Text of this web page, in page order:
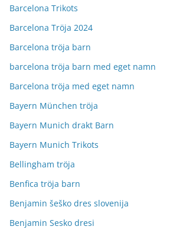
Barcelona Trikots
Barcelona Tröja 2024
Barcelona tröja barn
barcelona tröja barn med eget namn
Barcelona tröja med eget namn
Bayern München tröja
Bayern Munich drakt Barn
Bayern Munich Trikots
Bellingham tröja
Benfica tröja barn
Benjamin šeško dres slovenija
Benjamin Sesko dresi